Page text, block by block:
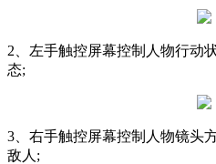
2、左手触控屏幕控制人物行动
态;
3、右手触控屏幕控制人物镜头
敌人;